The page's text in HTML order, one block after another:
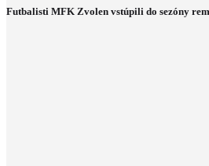
Futbalisti MFK Zvolen vstúpili do sezóny